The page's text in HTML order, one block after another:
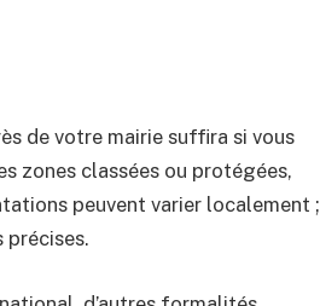
de votre mairie suffira si vous
zones classées ou protégées,
peuvent varier localement ;